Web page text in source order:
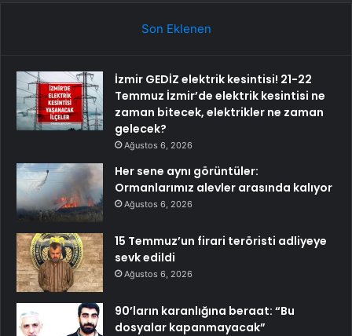
Son Eklenen
İzmir GEDİZ elektrik kesintisi! 21-22
Temmuz İzmir’de elektrik kesintisi ne
zaman bitecek, elektrikler ne zaman
gelecek?
Ağustos 6, 2026
Her sene aynı görüntüler:
Ormanlarımız alevler arasında kalıyor
Ağustos 6, 2026
15 Temmuz’un firari teröristi adliyeye
sevk edildi
Ağustos 6, 2026
90’ların karanlığına beraat: “Bu
dosyalar kapanmayacak”